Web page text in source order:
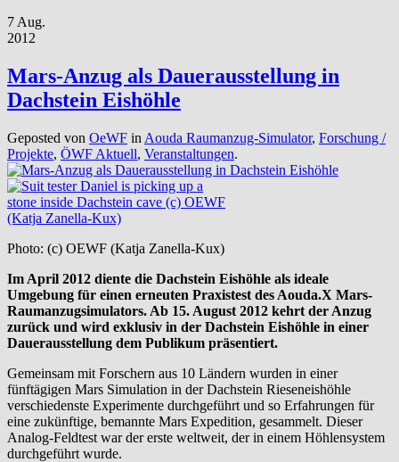
7 Aug.
2012
Mars-Anzug als Dauerausstellung in
Dachstein Eishöhle
Geposted von OeWF in Aouda Raumanzug-Simulator, Forschung /
Projekte, ÖWF Aktuell, Veranstaltungen.
Photo: (c) OEWF (Katja Zanella-Kux)
Im April 2012 diente die Dachstein Eishöhle als ideale
Umgebung für einen erneuten Praxistest des Aouda.X Mars-
Raumanzugsimulators. Ab 15. August 2012 kehrt der Anzug
zurück und wird exklusiv in der Dachstein Eishöhle in einer
Dauerausstellung dem Publikum präsentiert.
Gemeinsam mit Forschern aus 10 Ländern wurden in einer
fünftägigen Mars Simulation in der Dachstein Rieseneishöhle
verschiedenste Experimente durchgeführt und so Erfahrungen für
eine zukünftige, bemannte Mars Expedition, gesammelt. Dieser
Analog-Feldtest war der erste weltweit, der in einem Höhlensystem
durchgeführt wurde.